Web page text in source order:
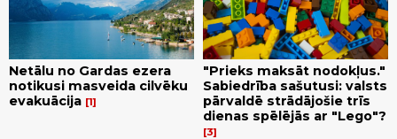
Netālu no Gardas ezera
notikusi masveida cilvēku
evakuācija 1
"Prieks maksāt nodokļus."
Sabiedrība sašutusi: valsts
pārvaldē strādājošie trīs
dienas spēlējās ar "Lego"?
3